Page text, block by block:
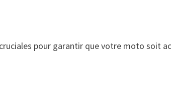
pour garantir que votre moto soit